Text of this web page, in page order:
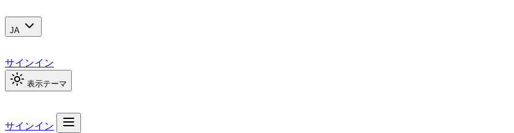
JA
サインイン
表示テーマ
サインイン